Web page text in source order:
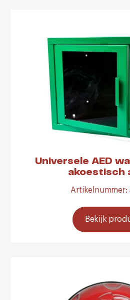
Universele AED
akoestisch
Artikelnummer:
Bekijk